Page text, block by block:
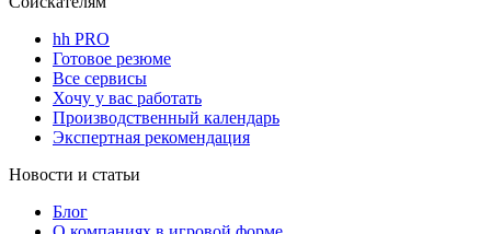
hh PRO
Готовое резюме
Все сервисы
Хочу у вас работать
Производственный календарь
Экспертная рекомендация
Новости и статьи
Блог